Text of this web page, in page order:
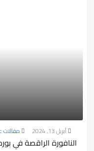
أبريل 13, 2024 مقالات
النافورة الراقصة في